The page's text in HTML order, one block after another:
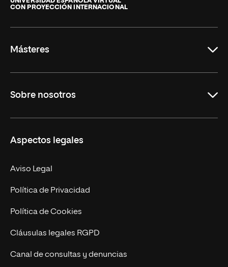
La
CON PROYECCIÓN INTERNACIONAL
Másteres
Derecho
Empresa
MBA
Marketing y Comunicación
Ingeniería
Diseño
Ciencias de la Salud
Sobre nosotros
Nuestro Equipo
Contacto
Aspectos legales
Aviso Legal
Política de Privacidad
Política de Cookies
Cláusulas legales RGPD
Canal de consultas y denuncias